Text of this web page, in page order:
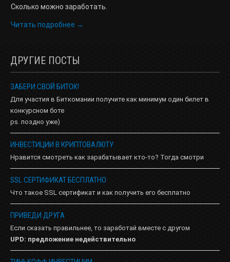
Сколько можно заработать.
Читать подробнее →
ДРУГИЕ ПОСТЫ
ЗАБЕРИ СВОЙ БИТОК!
Для участия в Биткомании получите как минимум один билет в
конкурсном боте
ps. поздно уже)
ИНВЕСТИЦИИ В КРИПТОВАЛЮТУ
Нравится смотреть как зарабатывает кто-то? Тогда смотри
SSL СЕРТИФИКАТ БЕСПЛАТНО
Что такое SSL сертификат и как получить его бесплатно
ПРИВЕДИ ДРУГА
Если сказать правильнее, то заработай вместе с другом
UPD: предложение недействительно